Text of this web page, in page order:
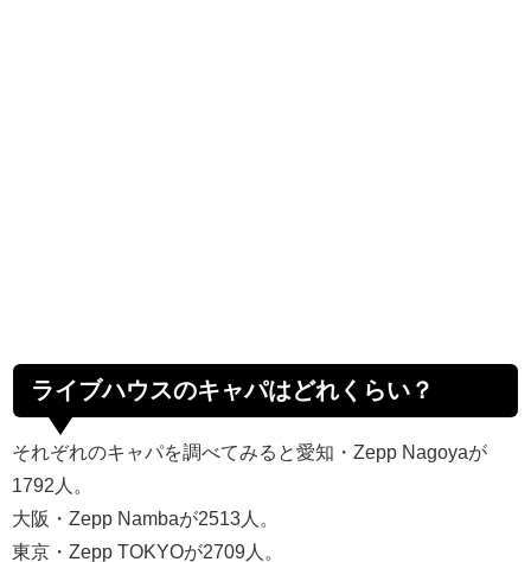
ライブハウスのキャパはどれくらい？
それぞれのキャパを調べてみると愛知・Zepp Nagoyaが
1792人。
大阪・Zepp Nambaが2513人。
東京・Zepp TOKYOが2709人。